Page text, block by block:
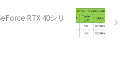
RTX 40シリ